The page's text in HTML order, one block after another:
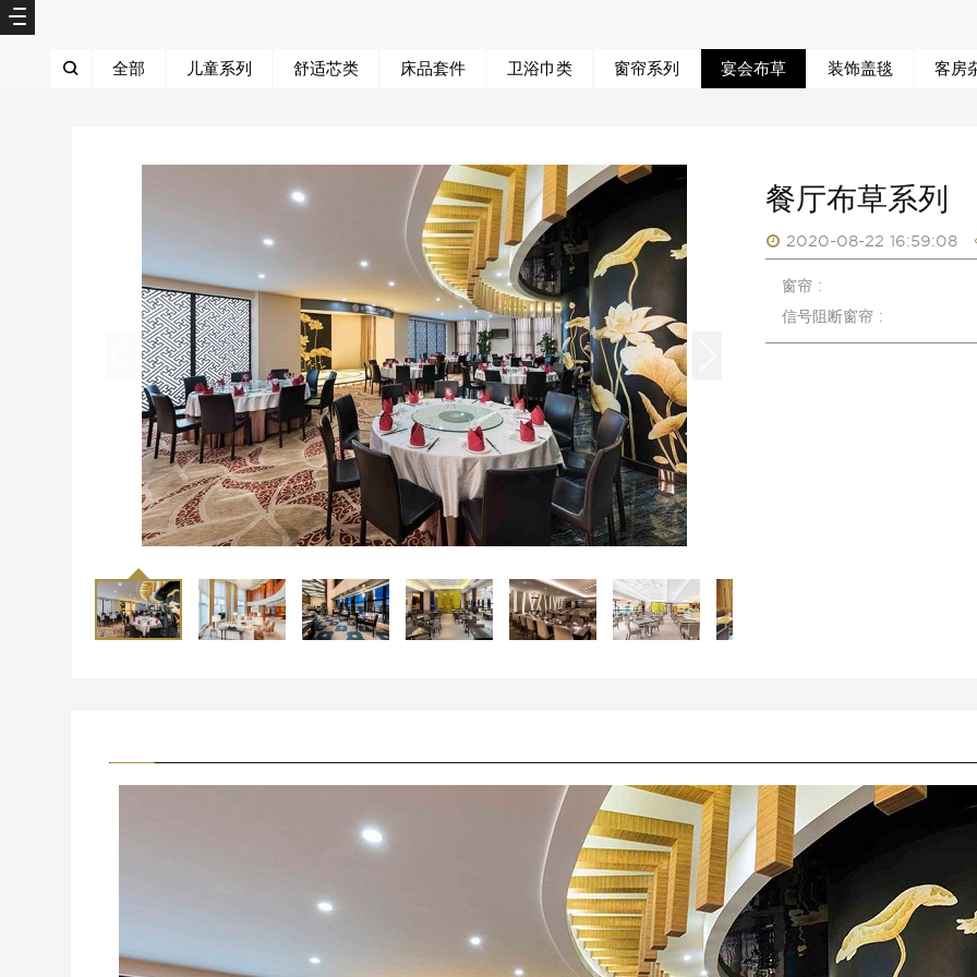
全部 儿童系列 舒适芯类 床品套件 卫浴巾类 窗帘系列 宴会布草 装饰盖毯 客房
餐厅布草系列
2020-08-22 16:59:08
窗帘 :
信号阻断窗帘 :